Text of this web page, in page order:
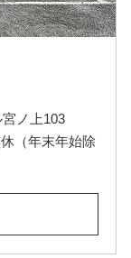
ノ上103
（年末年始除